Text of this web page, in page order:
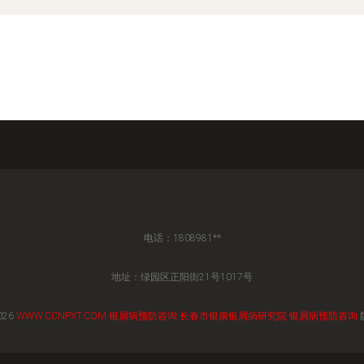
电话：1808981**
地址：绿园区正阳街21号1017号
WWW.CCNPXT.COM 银屑病预防咨询 长春市银康银屑病研究院 银屑病预防咨询